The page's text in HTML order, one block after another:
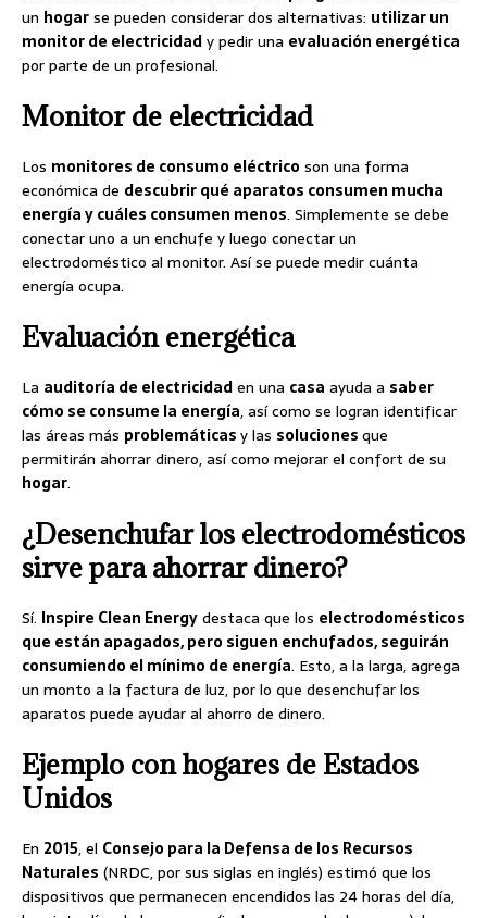
un hogarse pueden considerar dos alternativas: utilizar un
monitor de electricidady pedir una evaluación energética
por parte de un profesional.
Monitor de electricidad
Los monitores de consumo eléctrico son una forma
económica de descubrir qué aparatos consumen mucha
energía y cuáles consumen menos. Simplemente se debe
conectar uno a un enchufe y luego conectar un
electrodoméstico al monitor. Así se puede medir cuánta
energía ocupa.
Evaluación energética
La auditoría de electricidaden una casa ayuda a saber
cómo se consume la energía, así como se logran identificar
las áreas más problemáticasy las solucionesque
permitirán ahorrar dinero, así como mejorar el confort de su
hogar.
¿Desenchufar los electrodomésticos
sirve para ahorrar dinero?
Sí. Inspire Clean Energydestaca que los electrodomésticos
que están apagados, pero siguen enchufados, seguirán
consumiendo el mínimo de energía. Esto, a la larga, agrega
un monto a la factura de luz, por lo que desenchufar los
aparatos puede ayudar al ahorro de dinero.
Ejemplo con hogares de Estados
Unidos
En 2015, el Consejo para la Defensa de los Recursos
Naturales (NRDC, por sus siglas en inglés) estimó que los
dispositivos que permanecen encendidos las 24 horas del día,